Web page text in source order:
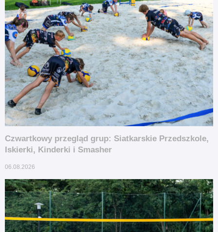
Czwartkowy przegląd grup: Siatkarskie Przedszkole,
Iskierki, Kinderki i Smasher
06.08.2026